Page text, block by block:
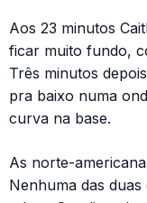
Aos 23 minutos
ficar muito fundo,
Três minutos
pra baixo numa
curva na base.
As norte-
Nenhuma das